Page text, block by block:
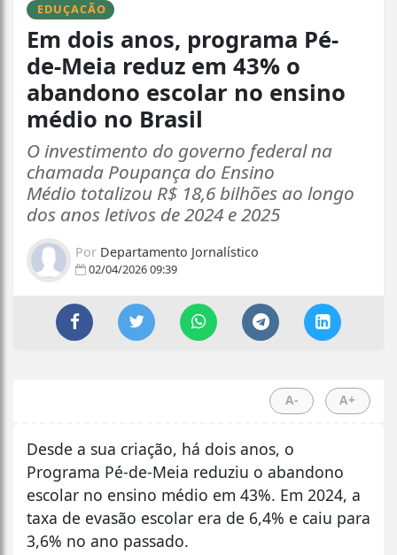
EDUÇACÃO
Em dois anos, programa Pé-
de-Meia reduz em 43% o
abandono escolar no ensino
médio no Brasil
O investimento do governo federal na
chamada Poupança do Ensino
Médio totalizou R$ 18,6 bilhões ao longo
dos anos letivos de 2024 e 2025
Por Departamento Jornalístico
02/04/2026 09:39
A- A+
Desde a sua criação, há dois anos, o
Programa Pé-de-Meia reduziu o abandono
escolar no ensino médio em 43%. Em 2024, a
taxa de evasão escolar era de 6,4% e caiu para
3,6% no ano passado.